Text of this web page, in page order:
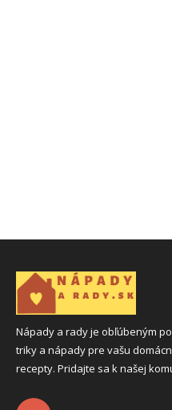
Nápady a rady je obľúbeným
triky a nápady pre vašu
recepty. Pridajte sa k našej